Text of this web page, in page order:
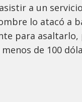
a un
lo atacó a
para asaltarlo,
de 100